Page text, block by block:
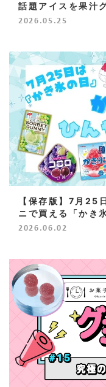
話題アイスを果汁
2026.05.25
【保存版】7月25
ニで買える「かき
2026.06.02